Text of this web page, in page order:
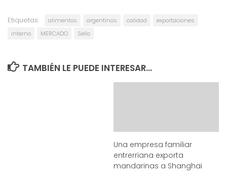
Etiquetas: alimentos argentinos calidad
exportaciones
interno
MERCADO Sello
TAMBIÉN LE PUEDE INTERESAR...
Una empresa familiar
entrerriana exporta
mandarinas a Shanghai